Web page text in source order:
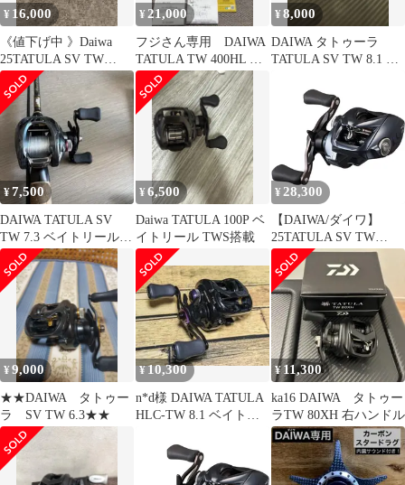
¥ 16,000
《値下げ中 》Daiwa
25TATULA SV TW
100XH ベイトリール
¥ 21,000
フジさん専用 DAIWA
TATULA TW 400HL ベ
イトリール 本体
¥8,000
DAIWA タトゥーラ
TATULA SV TW 8.1 ベ
¥7,500
DAIWA TATULA SV
TW 7.3 ベイトリール
本体
¥6,500
Daiwa TATULA 100P ベ
イトリール TWS搭載
¥ 28,300
【DAIWA/ダイワ】
25TATULA SV TW
100H (256592) ベイトリ
ール
¥9,000
★★DAIWA タトゥー
ラ SV TW 6.3★★
¥10,300
n*d様 DAIWA TATULA
HLC-TW 8.1 ベイトリ
¥11,300
ka16 DAIWA タトゥー
ラTW 80XH 右ハンドル